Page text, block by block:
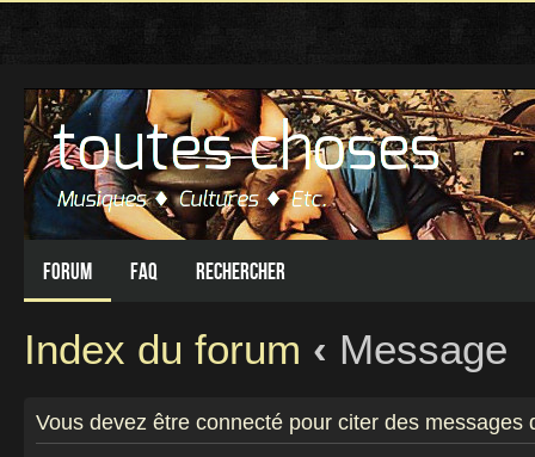
Forum FAQ Rechercher
Index du forum ‹ Message
Vous devez être connecté pour citer des messages